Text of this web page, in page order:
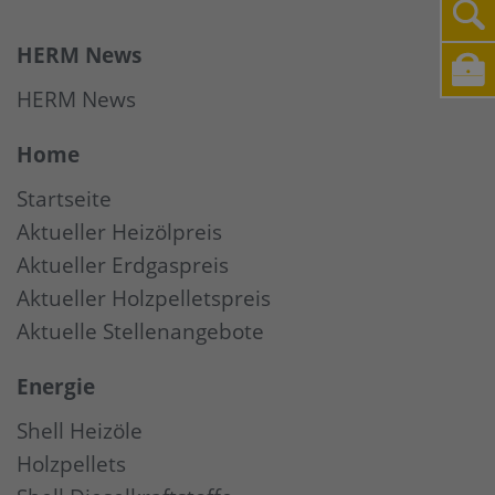
HERM News
HERM News
Home
Startseite
Aktueller Heizölpreis
Aktueller Erdgaspreis
Aktueller Holzpelletspreis
Aktuelle Stellenangebote
Energie
Shell Heizöle
Holzpellets